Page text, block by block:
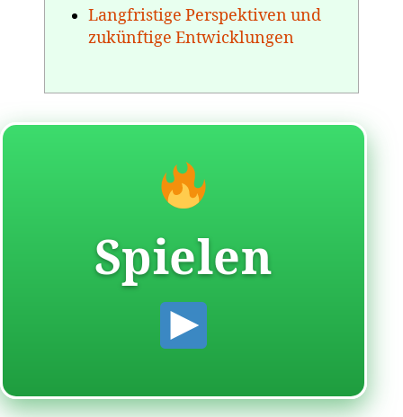
Langfristige Perspektiven und
zukünftige Entwicklungen
Spielen